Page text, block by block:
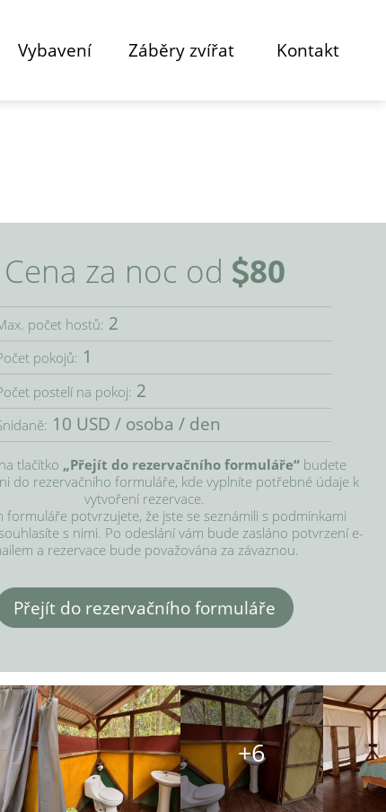
Vybavení Záběry zvířat Kontakt
Cena za noc od 80
počet hostů: 2
pokojů: 1
postelí na pokoj: 2
10 USD / osoba / den
tlačítko „Přejít do rezervačního formuláře“ budete
do rezervačního formuláře, kde vyplníte potřebné údaje k
vytvoření rezervace.
formuláře potvrzujete, že jste se seznámili s podmínkami
s nimi. Po odeslání vám bude zasláno potvrzení e-
a rezervace bude považována za závaznou.
Přejít do rezervačního formuláře
+6